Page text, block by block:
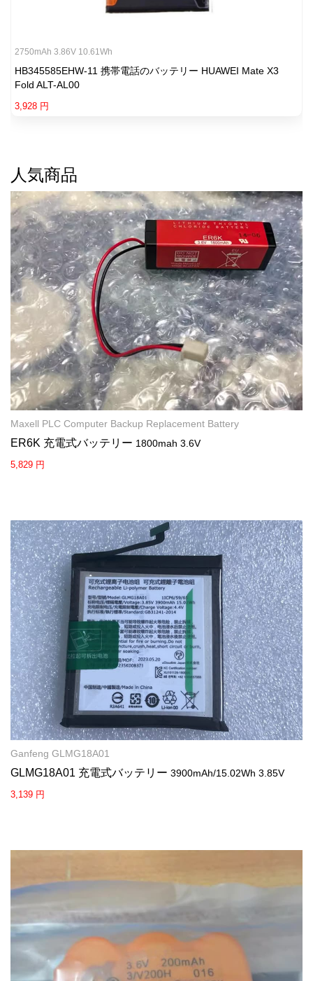
2750mAh 3.86V 10.61Wh
HB345585EHW-11 携帯電話のバッテリー HUAWEI Mate X3
Fold ALT-AL00
3,928 円
人気商品
Maxell PLC Computer Backup Replacement Battery
ER6K 充電式バッテリー 1800mah 3.6V
5,829 円
Ganfeng GLMG18A01
GLMG18A01 充電式バッテリー 3900mAh/15.02Wh 3.85V
3,139 円